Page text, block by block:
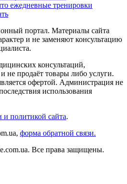
ежедневные тренировки
портал. Материалы сайта
и не заменяют консультацию
консультаций,
не продаёт товары либо услуги.
офертой. Администрация не
использования
и политикой сайта.
форма обратной связи.
Все права защищены.